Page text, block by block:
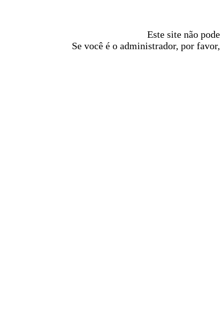
Este site não
Se você é o administrador, por